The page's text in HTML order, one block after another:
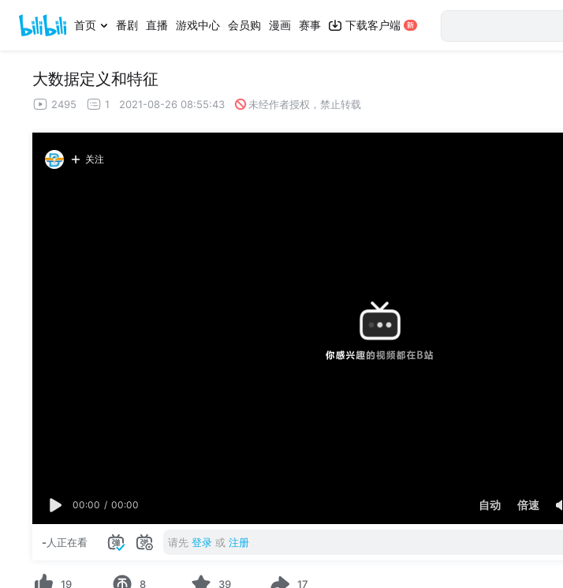
首页 番剧 直播 游戏中心 会员购 漫画 赛事 下载客户端
大数据定义和特征
2495 1 2021-08-26 08:55:43 未经作者授权，禁止转载
关注
00:00 / 00:00 自动 倍速
-人正在看 请先 登录 或 注册
19 8 39 17